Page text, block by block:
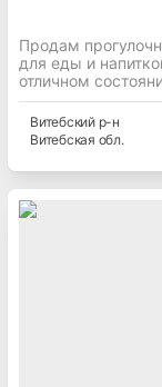
Продам
для еды и
отличном
Витебскийр-н
Витебская обл.